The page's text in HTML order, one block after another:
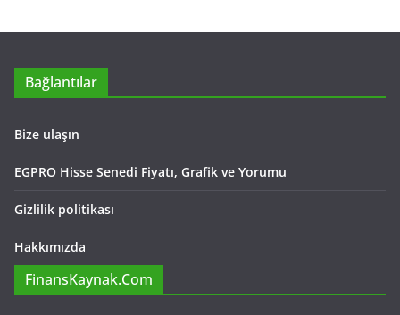
Bağlantılar
Bize ulaşın
EGPRO Hisse Senedi Fiyatı, Grafik ve Yorumu
Gizlilik politikası
Hakkımızda
FinansKaynak.Com